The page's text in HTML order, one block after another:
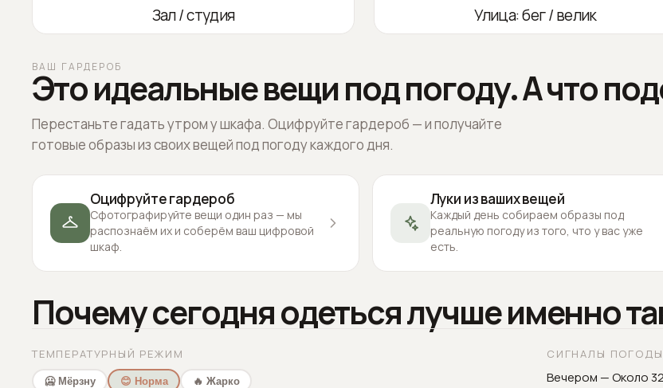
Зал / студия Улица: бег / велик
ВАШ ГАРДЕРОБ
Это идеальные вещи под погоду. А что
Перестаньте гадать утром у шкафа. Оцифруйте гардероб — и получайте
готовые образы из своих вещей под погоду каждого дня.
Оцифруйте гардероб
Сфотографируйте вещи один раз — мы
распознаём их и соберём ваш цифровой
шкаф.
Луки из ваших вещей
Каждый день собираем образы под
реальную погоду из того, что у вас уже
есть.
Почему сегодня одеться лучше именно
ТЕМПЕРАТУРНЫЙ РЕЖИМ
🥶 Мёрзну 😊 Норма 🔥 Жарко
СИГНАЛЫ ПОГОДЫ
Вечером — Около